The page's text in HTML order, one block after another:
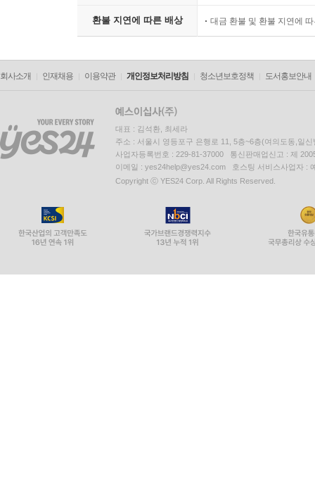
환불 지연에 따른 배상 대금 환불 및 환불 지연에
회사소개 인재채용 이용약관 개인정보처리방침 청소년보호정책 도서홍보안내
대표 : 김석환, 최세라
주소 : 서울시 영등포구 은행로 11, 5층~6층(여의도동,일신
사업자등록번호 : 229-81-37000 통신판매업신고 : 제
이메일 : yes24help@yes24.com 호스팅 서비스사업자 :
Copyright ⓒ YES24 Corp. All Rights Reserved.